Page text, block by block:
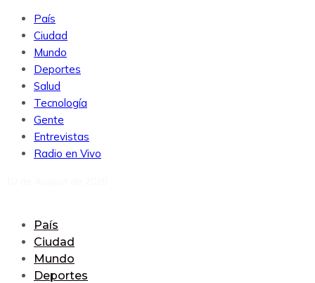
País
Ciudad
Mundo
Deportes
Salud
Tecnología
Gente
Entrevistas
Radio en Vivo
País
Ciudad
Mundo
Deportes